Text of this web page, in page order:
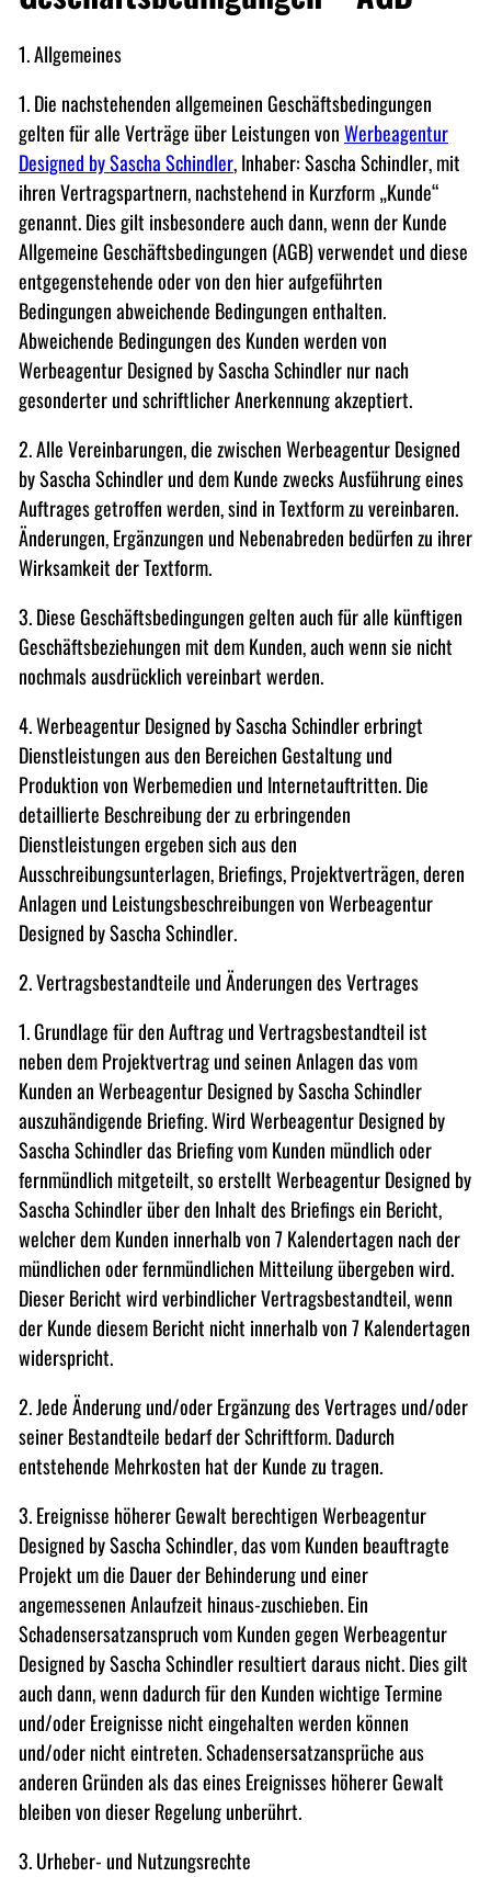
1. Allgemeines
1. Die nachstehenden allgemeinen Geschäftsbedingungen
gelten für alle Verträge über Leistungen vonWerbeagentur
Designed by Sascha Schindler, Inhaber: Sascha Schindler, mit
ihren Vertragspartnern, nachstehend in Kurzform „Kunde“
genannt. Dies gilt insbesondere auch dann, wenn der Kunde
Allgemeine Geschäftsbedingungen (AGB) verwendet und diese
entgegenstehende oder von den hier aufgeführten
Bedingungen abweichende Bedingungen enthalten.
Abweichende Bedingungen des Kunden werden von
Werbeagentur Designed by Sascha Schindler nur nach
gesonderter und schriftlicher Anerkennung akzeptiert.
2. Alle Vereinbarungen, die zwischen Werbeagentur Designed
by Sascha Schindler und dem Kunde zwecks Ausführung eines
Auftrages getroffen werden, sind in Textform zu vereinbaren.
Änderungen, Ergänzungen und Nebenabreden bedürfen zu ihrer
Wirksamkeit der Textform.
3. Diese Geschäftsbedingungen gelten auch für alle künftigen
Geschäftsbeziehungen mit dem Kunden, auch wenn sie nicht
nochmals ausdrücklich vereinbart werden.
4. Werbeagentur Designed by Sascha Schindler erbringt
Dienstleistungen aus den Bereichen Gestaltung und
Produktion von Werbemedien und Internetauftritten. Die
detaillierte Beschreibung der zu erbringenden
Dienstleistungen ergeben sich aus den
Ausschreibungsunterlagen, Briefings, Projektverträgen, deren
Anlagen und Leistungsbeschreibungen von Werbeagentur
Designed by Sascha Schindler.
2. Vertragsbestandteile und Änderungen des Vertrages
1. Grundlage für den Auftrag und Vertragsbestandteil ist
neben dem Projektvertrag und seinen Anlagen das vom
Kunden an Werbeagentur Designed by Sascha Schindler
auszuhändigende Briefing. Wird Werbeagentur Designed by
Sascha Schindler das Briefing vom Kunden mündlich oder
fernmündlich mitgeteilt, so erstellt Werbeagentur Designed by
Sascha Schindler über den Inhalt des Briefings ein Bericht,
welcher dem Kunden innerhalb von 7 Kalendertagen nach der
mündlichen oder fernmündlichen Mitteilung übergeben wird.
Dieser Bericht wird verbindlicher Vertragsbestandteil, wenn
der Kunde diesem Bericht nicht innerhalb von 7 Kalendertagen
widerspricht.
2. Jede Änderung und/oder Ergänzung des Vertrages und/oder
seiner Bestandteile bedarf der Schriftform. Dadurch
entstehende Mehrkosten hat der Kunde zu tragen.
3. Ereignisse höherer Gewalt berechtigen Werbeagentur
Designed by Sascha Schindler, das vom Kunden beauftragte
Projekt um die Dauer der Behinderung und einer
angemessenen Anlaufzeit hinaus-zuschieben. Ein
Schadensersatzanspruch vom Kunden gegen Werbeagentur
Designed by Sascha Schindler resultiert daraus nicht. Dies gilt
auch dann, wenn dadurch für den Kunden wichtige Termine
und/oder Ereignisse nicht eingehalten werden können
und/oder nicht eintreten. Schadensersatzansprüche aus
anderen Gründen als das eines Ereignisses höherer Gewalt
bleiben von dieser Regelung unberührt.
3. Urheber- und Nutzungsrechte